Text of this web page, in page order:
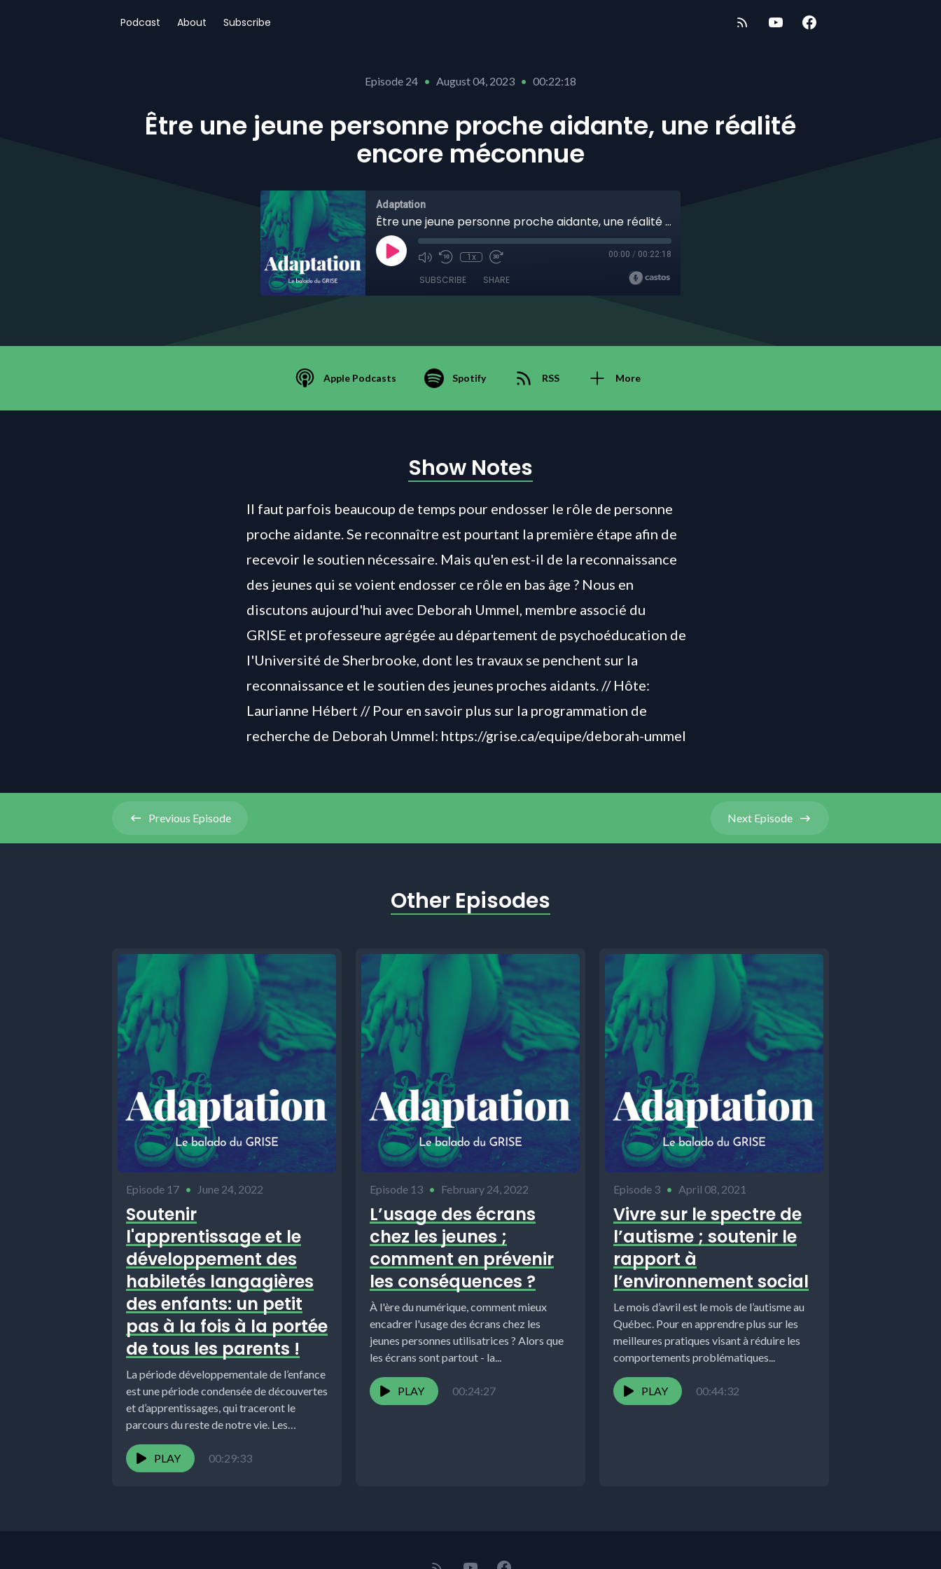
Podcast About Subscribe
Episode 24 • August 04, 2023 • 00:22:18
Être une jeune personne proche aidante, une réalité
encore méconnue
Adaptation
Être une jeune personne proche aidante, une réalité encore méconnue
1x 00:00 / 00:22:18
SUBSCRIBE SHARE
Apple Podcasts Spotify RSS More
Show Notes
Il faut parfois beaucoup de temps pour endosser le rôle de personne
proche aidante. Se reconnaître est pourtant la première étape afin de
recevoir le soutien nécessaire. Mais qu'en est-il de la reconnaissance
des jeunes qui se voient endosser ce rôle en bas âge ? Nous en
discutons aujourd'hui avec Deborah Ummel, membre associé du
GRISE et professeure agrégée au département de psychoéducation de
l'Université de Sherbrooke, dont les travaux se penchent sur la
reconnaissance et le soutien des jeunes proches aidants. // Hôte:
Laurianne Hébert // Pour en savoir plus sur la programmation de
recherche de Deborah Ummel: https://grise.ca/equipe/deborah-ummel
Previous Episode Next Episode
Other Episodes
Episode 17 • June 24, 2022
Soutenir
l'apprentissage et le
développement des
habiletés langagières
des enfants: un petit
pas à la fois à la portée
de tous les parents !
La période développementale de l’enfance
est une période condensée de découvertes
et d’apprentissages, qui traceront le
parcours du reste de notre vie. Les
pratiques...
PLAY
00:29:33
Episode 13 • February 24, 2022
L’usage des écrans
chez les jeunes ;
comment en prévenir
les conséquences ?
À l'ère du numérique, comment mieux
encadrer l'usage des écrans chez les
jeunes personnes utilisatrices ? Alors que
les écrans sont partout - la...
PLAY 00:24:27
Episode 3 • April 08, 2021
Vivre sur le spectre de
l’autisme ; soutenir le
rapport à
l’environnement social
Le mois d’avril est le mois de l’autisme au
Québec. Pour en apprendre plus sur les
meilleures pratiques visant à réduire les
comportements problématiques...
PLAY 00:44:32